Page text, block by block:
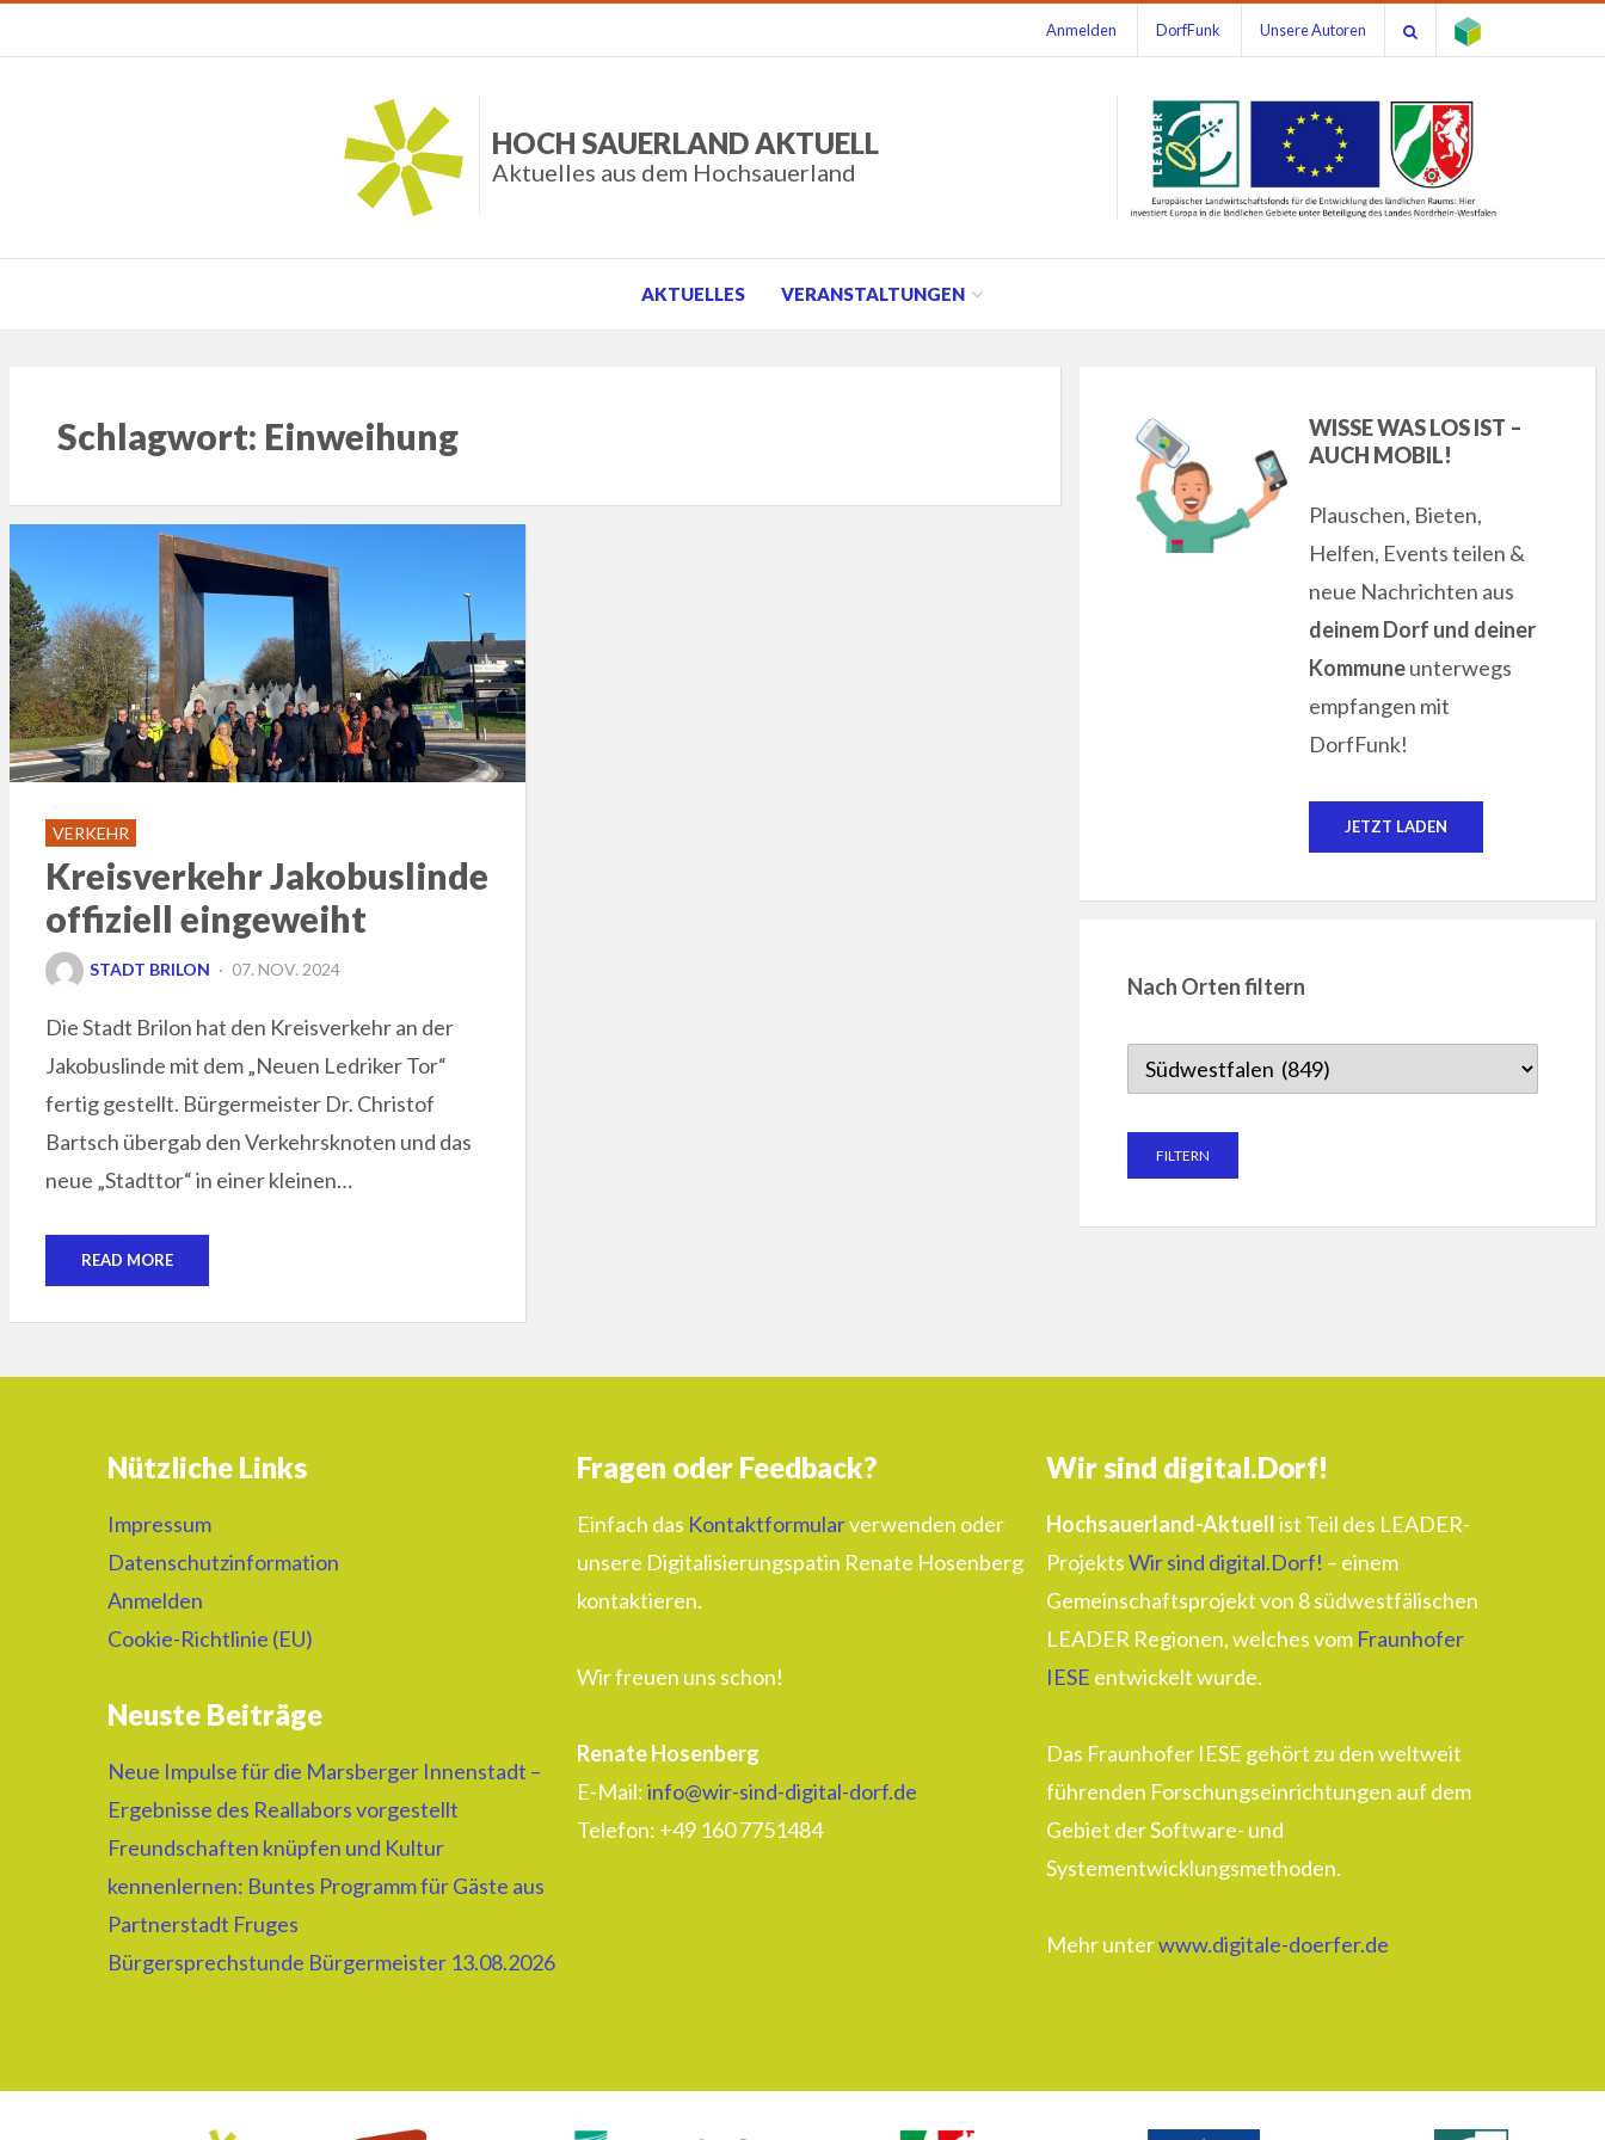
Anmelden DorfFunk Unsere Autoren
HOCH SAUERLAND AKTUELL
Aktuelles aus dem Hochsauerland
AKTUELLES VERANSTALTUNGEN
Schlagwort: Einweihung
VERKEHR
Kreisverkehr Jakobuslinde
offiziell eingeweiht
STADT BRILON
POSTED
07. NOV. 2024
Die Stadt Brilon hat den Kreisverkehr an der
Jakobuslinde mit dem „Neuen Ledriker Tor“
fertig gestellt. Bürgermeister Dr. Christof
Bartsch übergab den Verkehrsknoten und das
neue „Stadttor“ in einer kleinen…
READ MORE
WISSE WAS LOS IST –
AUCH MOBIL!
Plauschen, Bieten,
Helfen, Events teilen &
neue Nachrichten aus
deinem Dorf und deiner
Kommuneunterwegs
empfangen mit
DorfFunk!
JETZT LADEN
Nach Orten filtern
Nützliche Links
Impressum
Datenschutzinformation
Anmelden
Cookie-Richtlinie (EU)
Neuste Beiträge
Neue Impulse für die Marsberger Innenstadt –
Ergebnisse des Reallabors vorgestellt
Freundschaften knüpfen und Kultur
kennenlernen: Buntes Programm für Gäste aus
Partnerstadt Fruges
Bürgersprechstunde Bürgermeister 13.08.2026
Fragen oder Feedback?
Einfach das Kontaktformularverwenden oder
unsere Digitalisierungspatin Renate Hosenberg
kontaktieren.
Wir freuen uns schon!
Renate Hosenberg
E-Mail:info@wir-sind-digital-dorf.de
Telefon: ‭+49 160 7751484‬
Wir sind digital.Dorf!
Hochsauerland-Aktuellist Teil des LEADER-
ProjektsWir sind digital.Dorf! – einem
Gemeinschaftsprojekt von 8 südwestfälischen
LEADER Regionen, welches vom Fraunhofer
IESE entwickelt wurde.
Das Fraunhofer IESE gehört zu den weltweit
führenden Forschungseinrichtungen auf dem
Gebiet der Software- und
Systementwicklungsmethoden.
Mehr unterwww.digitale-doerfer.de